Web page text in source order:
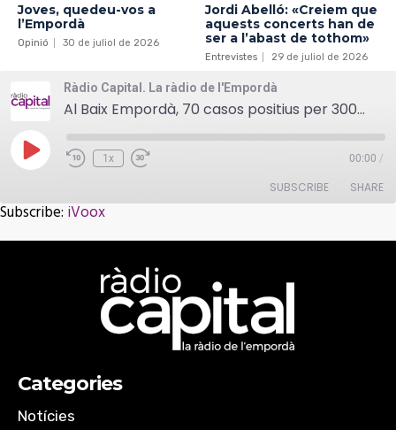
Joves, quedeu-vos a
l’Empordà
Opinió 30 de juliol de 2026
Jordi Abelló: «Creiem que
aquests concerts han de
ser a l’abast de tothom»
Entrevistes 29 de juliol de 2026
Ràdio Capital. La ràdio de l'Empordà
Al Baix Empordà, 70 casos positius per 3000 habitants a l’estiu
Play
Episode
1x 00:00 /
SUBSCRIBE SHARE
iVoox
SHARE
EMBED
Subscribe: iVoox
Categories
Notícies